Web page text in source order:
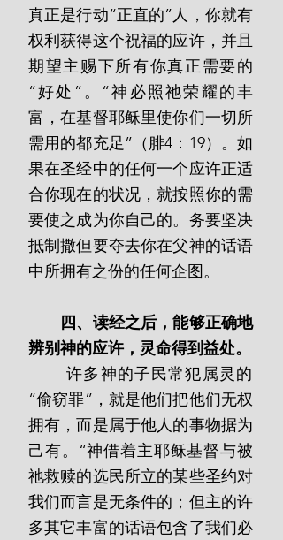
真正是行动“正直的”人，你就有
权利获得这个祝福的应许，并且
期望主赐下所有你真正需要的
“好处”。“神必照祂荣耀的丰
富，在基督耶稣里使你们一切所
需用的都充足”（腓4：19）。如
果在圣经中的任何一个应许正适
合你现在的状况，就按照你的需
要使之成为你自己的。务要坚决
抵制撒但要夺去你在父神的话语
中所拥有之份的任何企图。
四、读经之后，能够正确地
辨别神的应许，灵命得到益处。
       许多神的子民常犯属灵的
“偷窃罪”，就是他们把他们无权
拥有，而是属于他人的事物据为
己有。“神借着主耶稣基督与被
祂救赎的选民所立的某些圣约对
我们而言是无条件的；但主的许
多其它丰富的话语包含了我们必